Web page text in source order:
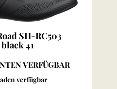
SH-RC503
41
VERFÜGBAR
verfügbar